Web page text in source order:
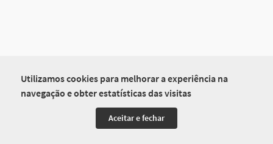
Utilizamos cookies para melhorar a experiência na
navegação e obter estatísticas das visitas
Aceitar e fechar